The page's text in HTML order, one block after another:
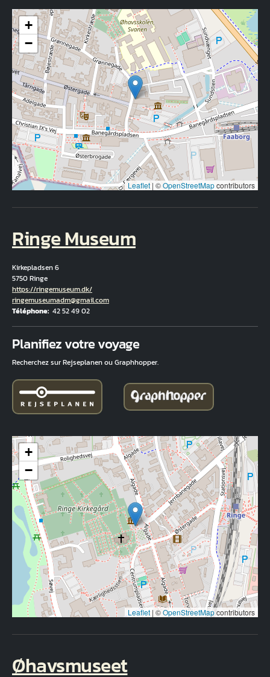
+
−
Leaflet | ©OpenStreetMapcontributors
Ringe Museum
Kirkepladsen 6
5750 Ringe
Hjemmeside
https://ringemuseum.dk/
Courriel
ringemuseumadm@gmail.com
Téléphone 42 52 49 02
Planifiez votre voyage
Recherchez sur Rejseplanen ou Graphhopper.
+
−
Leaflet | ©OpenStreetMapcontributors
Øhavsmuseet